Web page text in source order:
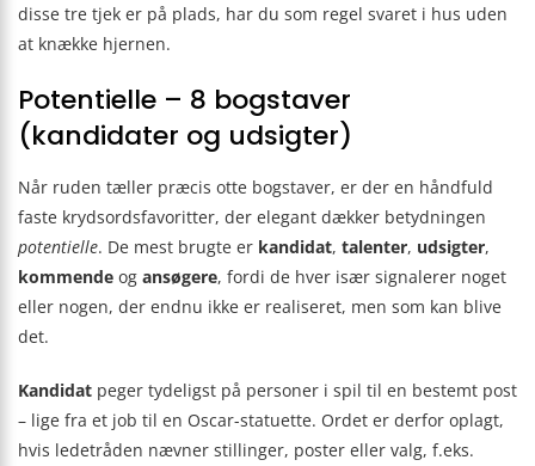
disse tre tjek er på plads, har du som regel svaret i hus uden
at knække hjernen.
Potentielle – 8 bogstaver
(kandidater og udsigter)
Når ruden tæller præcis otte bogstaver, er der en håndfuld
faste krydsords­favoritter, der elegant dækker betydningen
potentielle. De mest brugte er kandidat, talenter, udsigter,
kommende og ansøgere, fordi de hver især signalerer noget
eller nogen, der endnu ikke er realiseret, men som kan blive
det.
Kandidat peger tydeligst på personer i spil til en bestemt post
– lige fra et job til en Oscar-statuette. Ordet er derfor oplagt,
hvis ledetråden nævner stillinger, poster eller valg, f.eks.